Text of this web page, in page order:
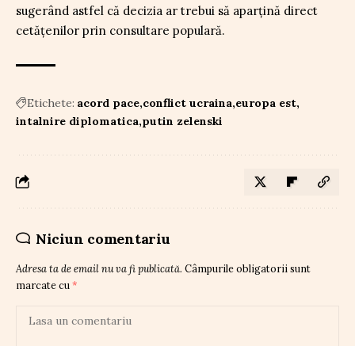
sugerând astfel că decizia ar trebui să aparțină direct
cetățenilor prin consultare populară.
Etichete: acord pace conflict ucraina europa est
intalnire diplomatica putin zelenski
Niciun comentariu
Adresa ta de email nu va fi publicată. Câmpurile obligatorii sunt
marcate cu *